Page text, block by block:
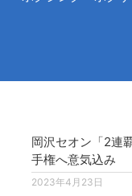
岡沢セオン「2連
手権へ意気込み
2023年4月23日